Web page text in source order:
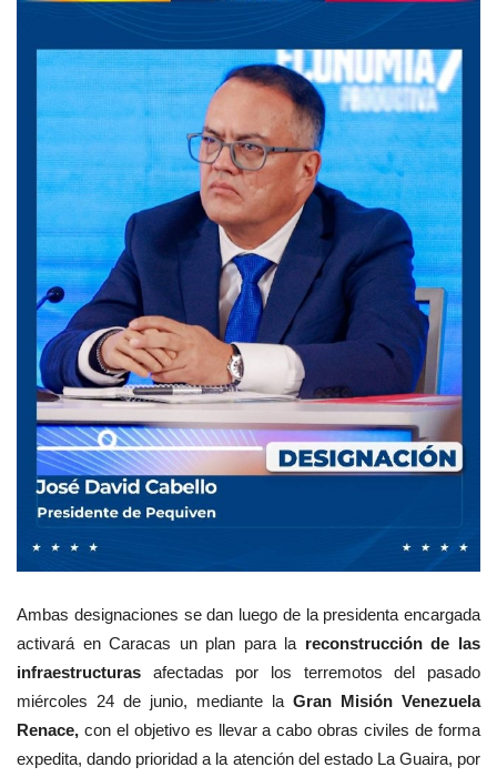
Ambas designaciones se dan luego de la presidenta encargada
activará en Caracas un plan para la reconstrucción de las
infraestructuras afectadas por los terremotos del pasado
miércoles 24 de junio, mediante la Gran Misión Venezuela
Renace, con el objetivo es llevar a cabo obras civiles de forma
expedita, dando prioridad a la atención del estado La Guaira, por